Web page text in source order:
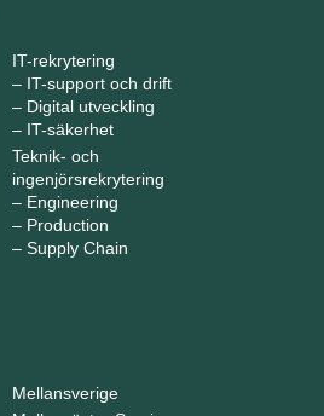
IT-rekrytering
– IT-support och drift
– Digital utveckling
– IT-säkerhet
Teknik- och
ingenjörsrekrytering
– Engineering
– Production
– Supply Chain
Mellansverige